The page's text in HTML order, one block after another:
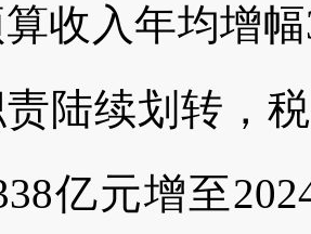
收入年均增
陆续划转，
亿元增至